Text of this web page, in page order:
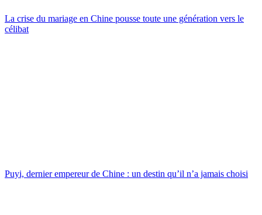
La crise du mariage en Chine pousse toute une génération vers le
célibat
Puyi, dernier empereur de Chine : un destin qu’il n’a jamais choisi